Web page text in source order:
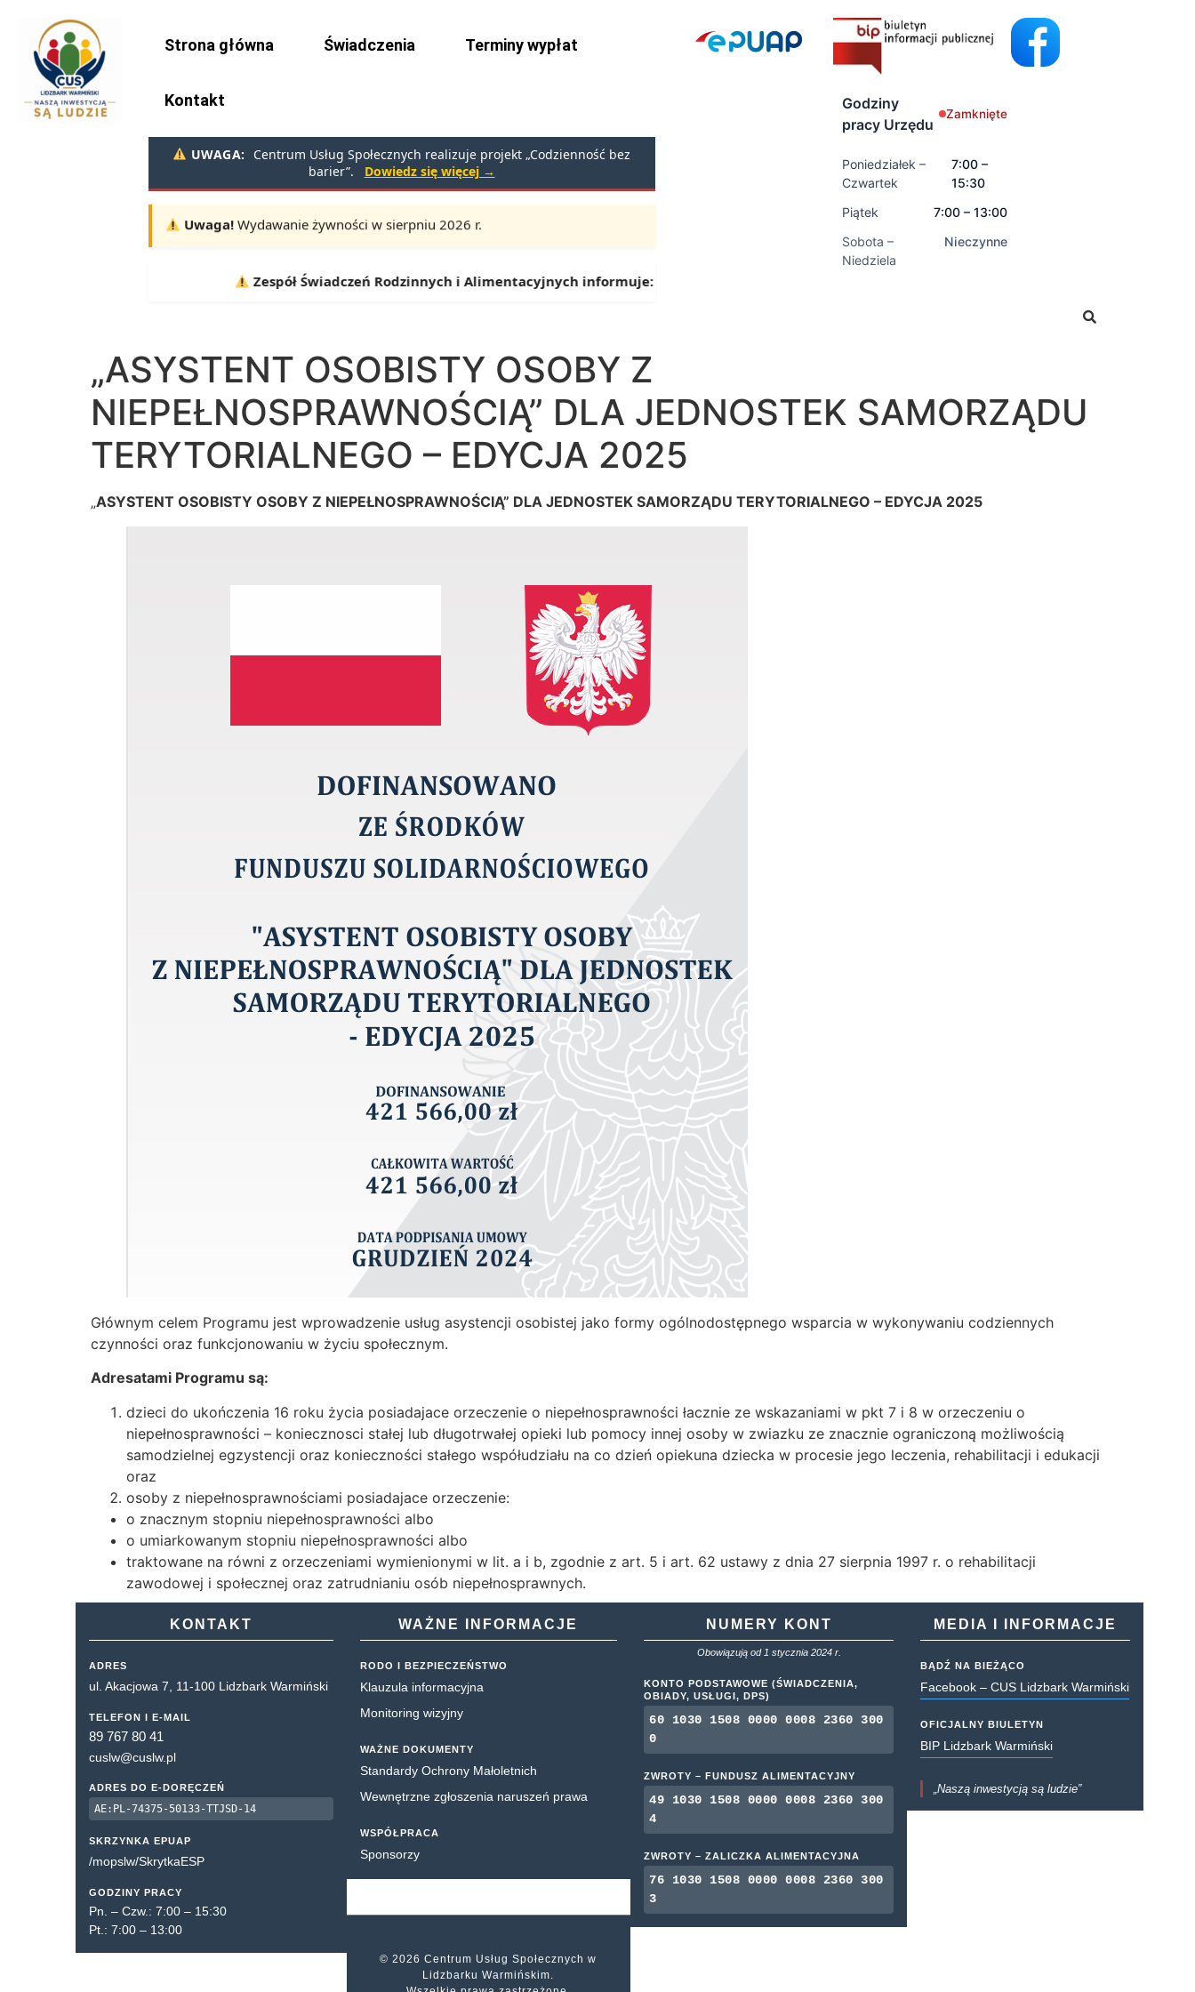
Strona główna Świadczenia Terminy wypłat
Kontakt
UWAGA:
Centrum Usług Społecznych realizuje projekt „Codzienność bez
barier”.
Dowiedz się więcej →
Uwaga!Wydawanie żywności w sierpniu 2026 r.
10.08, 11.08, 12.08 |
Zespół Świadczeń Rodzinnych i Alimentacyjnych informuje:Od 1 lipca można składać wnioski o świadczenia rodzinne oraz świadczenia z
Godziny
pracy Urzędu
Zamknięte
Poniedziałek –
Czwartek
7:00 –
15:30
Piątek
7:00 – 13:00
Sobota –
Niedziela
Nieczynne
„ASYSTENT OSOBISTY OSOBY Z
NIEPEŁNOSPRAWNOŚCIĄ” DLA JEDNOSTEK SAMORZĄDU
TERYTORIALNEGO – EDYCJA 2025
„ASYSTENT OSOBISTY OSOBY Z NIEPEŁNOSPRAWNOŚCIĄ” DLA JEDNOSTEK SAMORZĄDU TERYTORIALNEGO – EDYCJA 2025
Głównym celem Programu jest wprowadzenie usług asystencji osobistej jako formy ogólnodostępnego wsparcia w wykonywaniu codziennych
czynności oraz funkcjonowaniu w życiu społecznym.
Adresatami Programu są:
dzieci do ukończenia 16 roku życia posiadajace orzeczenie o niepełnosprawności łacznie ze wskazaniami w pkt 7 i 8 w orzeczeniu o
niepełnosprawności – koniecznosci stałej lub długotrwałej opieki lub pomocy innej osoby w zwiazku ze znacznie ograniczoną możliwością
samodzielnej egzystencji oraz konieczności stałego współudziału na co dzień opiekuna dziecka w procesie jego leczenia, rehabilitacji i edukacji
oraz
osoby z niepełnosprawnościami posiadajace orzeczenie:
o znacznym stopniu niepełnosprawności albo
o umiarkowanym stopniu niepełnosprawności albo
traktowane na równi z orzeczeniami wymienionymi w lit. a i b, zgodnie z art. 5 i art. 62 ustawy z dnia 27 sierpnia 1997 r. o rehabilitacji
zawodowej i społecznej oraz zatrudnianiu osób niepełnosprawnych.
KONTAKT
ADRES
ul. Akacjowa 7, 11-100 Lidzbark Warmiński
TELEFON I E-MAIL
89 767 80 41
cuslw@cuslw.pl
ADRES DO E-DORĘCZEŃ
AE:PL-74375-50133-TTJSD-14
SKRZYNKA EPUAP
/mopslw/SkrytkaESP
GODZINY PRACY
Pn. – Czw.: 7:00 – 15:30
Pt.: 7:00 – 13:00
WAŻNE INFORMACJE
RODO I BEZPIECZEŃSTWO
Klauzula informacyjna
Monitoring wizyjny
WAŻNE DOKUMENTY
Standardy Ochrony Małoletnich
Wewnętrzne zgłoszenia naruszeń prawa
WSPÓŁPRACA
Sponsorzy
© 2026 Centrum Usług Społecznych w
Lidzbarku Warmińskim.
NUMERY KONT
Obowiązują od 1 stycznia 2024 r.
KONTO PODSTAWOWE (ŚWIADCZENIA,
OBIADY, USŁUGI, DPS)
60 1030 1508 0000 0008 2360 300
0
ZWROTY – FUNDUSZ ALIMENTACYJNY
49 1030 1508 0000 0008 2360 300
4
ZWROTY – ZALICZKA ALIMENTACYJNA
76 1030 1508 0000 0008 2360 300
3
MEDIA I INFORMACJE
BĄDŹ NA BIEŻĄCO
Facebook – CUS Lidzbark Warmiński
OFICJALNY BIULETYN
BIP Lidzbark Warmiński
„Naszą inwestycją są ludzie”